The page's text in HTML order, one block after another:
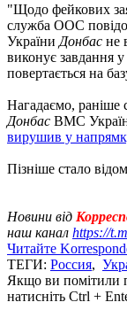
"Щодо фейкових
служба ООС
України Донбас не
виконує завдання у
повертається на
Нагадаємо, раніше
Донбас ВМС
вирушив у
Пізніше стало
Новини від
наш канал https://
Читайте
ТЕГИ: Россия,
Якщо ви помітили
натисніть Ctrl +